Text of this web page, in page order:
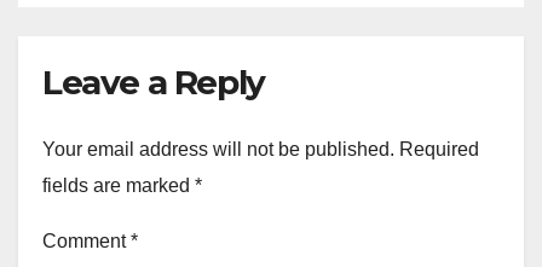
Leave a Reply
Your email address will not be published. Required
fields are marked *
Comment*